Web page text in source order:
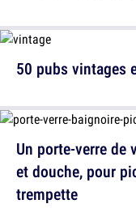
Un porte-verre de
et douche, pour
trempette
50 pubs vintages